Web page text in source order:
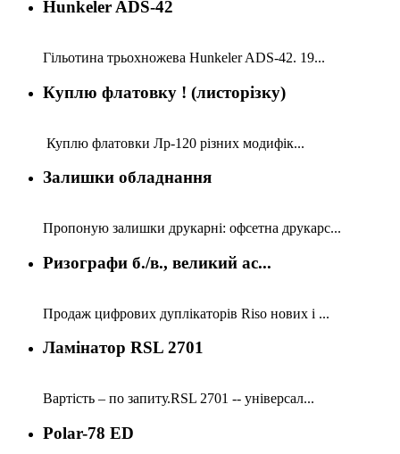
Hunkeler ADS-42
Гільотина трьохножева Hunkeler ADS-42. 19...
Куплю флатовку ! (листорізку)
Куплю флатовки Лр-120 різних модифік...
Залишки обладнання
Пропоную залишки друкарні: офсетна друкарс...
Ризографи б./в., великий ас...
Продаж цифрових дуплікаторів Riso нових і ...
Ламінатор RSL 2701
Вартість – по запиту.RSL 2701 -- універсал...
Polar-78 ED